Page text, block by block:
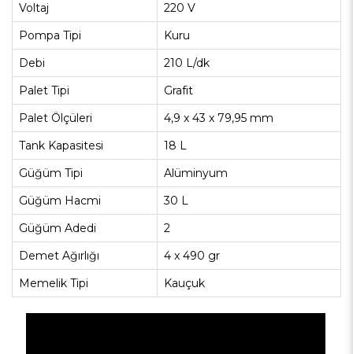
Voltaj
220 V
Pompa Tipi
Kuru
Debi
210 L/dk
Palet Tipi
Grafit
Palet Ölçüleri
4,9 x 43 x 79,95 mm
Tank Kapasitesi
18 L
Güğüm Tipi
Alüminyum
Güğüm Hacmi
30 L
Güğüm Adedi
2
Demet Ağırlığı
4 x 490 gr
Memelik Tipi
Kauçuk